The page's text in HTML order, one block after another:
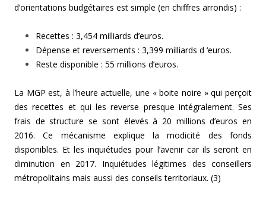
d’orientations budgétaires est simple (en chiffres arrondis) :
Recettes : 3,454 milliards d’euros.
Dépense et reversements : 3,399 milliards d ‘euros.
Reste disponible : 55 millions d’euros.
La MGP est, à l’heure actuelle, une « boite noire » qui perçoit
des recettes et qui les reverse presque intégralement. Ses
frais de structure se sont élevés à 20 millions d’euros en
2016. Ce mécanisme explique la modicité des fonds
disponibles. Et les inquiétudes pour l’avenir car ils seront en
diminution en 2017. Inquiétudes légitimes des conseillers
métropolitains mais aussi des conseils territoriaux. (3)